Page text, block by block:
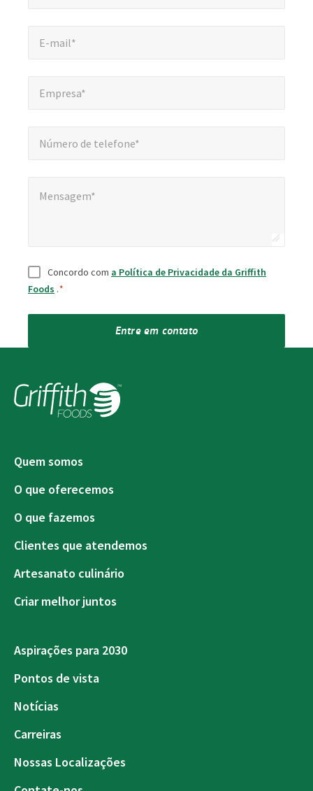
E-mail*
Empresa*
Número de telefone*
Mensagem*
Consentimento
Concordo com a Política de Privacidade da Griffith
Foods .*
Entre em contato
Quem somos
O que oferecemos
O que fazemos
Clientes que atendemos
Artesanato culinário
Criar melhor juntos
Aspirações para 2030
Pontos de vista
Notícias
Carreiras
Nossas Localizações